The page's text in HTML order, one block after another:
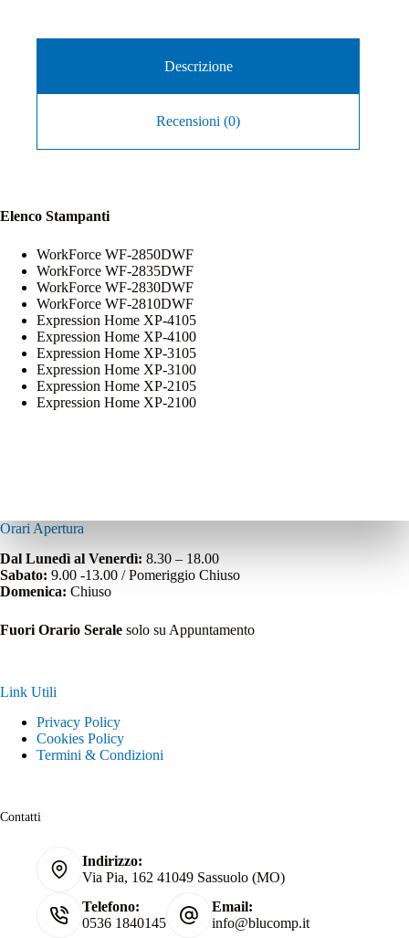
Descrizione
Recensioni (0)
Elenco Stampanti
WorkForce WF-2850DWF
WorkForce WF-2835DWF
WorkForce WF-2830DWF
WorkForce WF-2810DWF
Expression Home XP-4105
Expression Home XP-4100
Expression Home XP-3105
Expression Home XP-3100
Expression Home XP-2105
Expression Home XP-2100
Orari Apertura
Dal Lunedì al Venerdì: 8.30 – 18.00
Sabato: 9.00 -13.00 / Pomeriggio Chiuso
Domenica: Chiuso
Fuori Orario Serale solo su Appuntamento
Link Utili
Privacy Policy
Cookies Policy
Termini & Condizioni
Contatti
Indirizzo:
Via Pia, 162 41049 Sassuolo (MO)
Telefono:
0536 1840145
Email:
info@blucomp.it